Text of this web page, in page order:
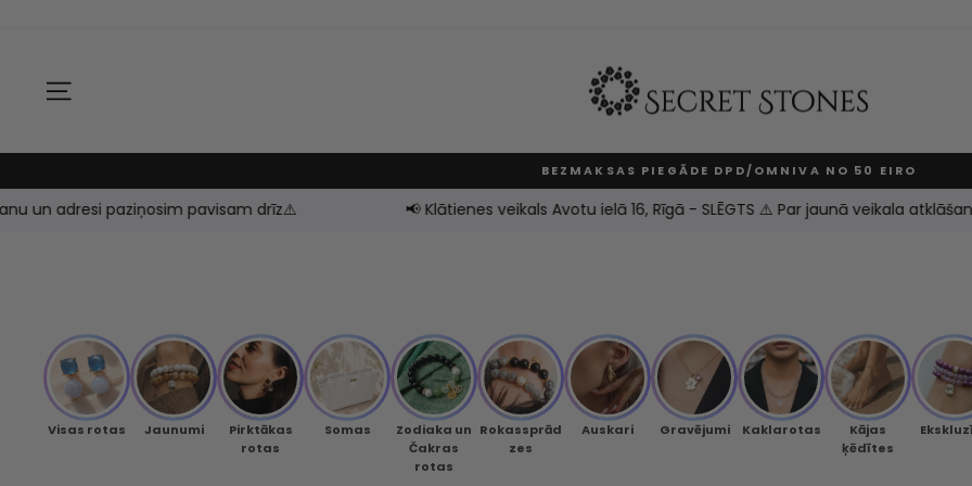
Apturēt
slaidrādi
BEZMAKSAS PIEGĀDE DPD/OMNIVA NO 50 EIRO
adresi paziņosim pavisam drīz⚠️ 📢 Klātienes veikals Avotu ielā 16, Rīgā - SLĒGTS ⚠️ Par jaunā veikala atklāšanu
Visas rotas Jaunumi
Pirktākas
rotas
Somas
Zodiaka un
Čakras
rotas
Rokassprād
zes
Auskari Gravējumi Kaklarotas
Kājas
ķēdītes